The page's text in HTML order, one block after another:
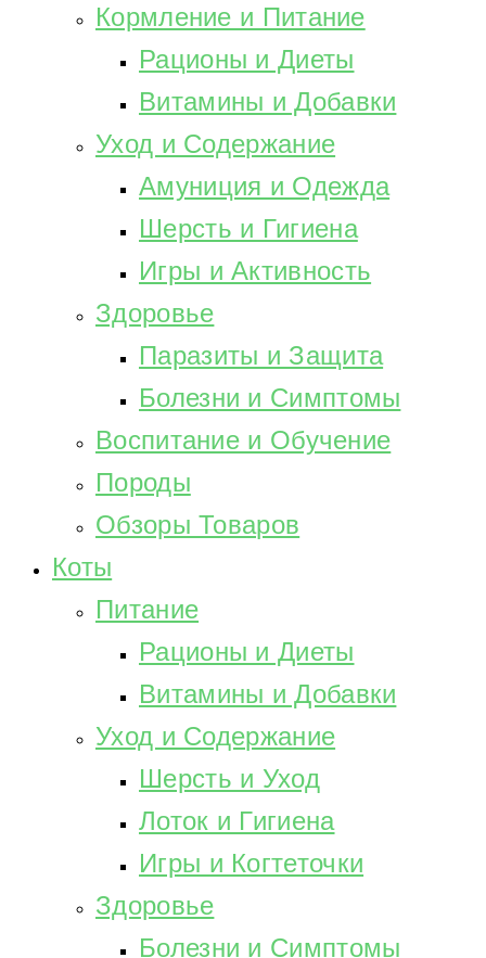
Кормление и Питание
Рационы и Диеты
Витамины и Добавки
Уход и Содержание
Амуниция и Одежда
Шерсть и Гигиена
Игры и Активность
Здоровье
Паразиты и Защита
Болезни и Симптомы
Воспитание и Обучение
Породы
Обзоры Товаров
Коты
Питание
Рационы и Диеты
Витамины и Добавки
Уход и Содержание
Шерсть и Уход
Лоток и Гигиена
Игры и Когтеточки
Здоровье
Болезни и Симптомы